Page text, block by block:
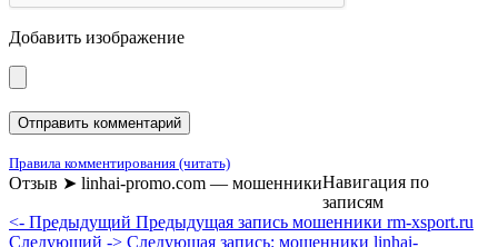
Добавить изображение
Правила комментирования (читать)
Отзыв ➤ linhai-promo.com — мошенникиНавигация по
записям
<- Предыдущий Предыдущая запись мошенники rm-xsport.ru
Следующий -> Следующая запись: мошенники linhai-